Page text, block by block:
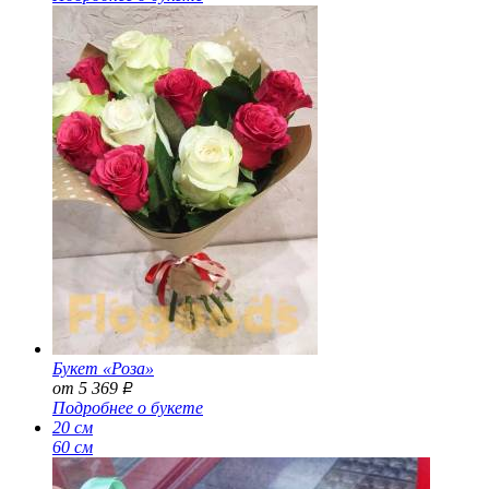
Букет «Роза»
от 5 369 Р
Подробнее о букете
20 см
60 см